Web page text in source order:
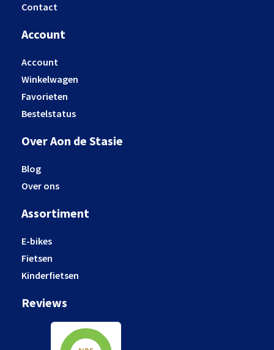
Contact
Account
Account
Winkelwagen
Favorieten
Bestelstatus
Over Aon de Stasie
Blog
Over ons
Assortiment
E-bikes
Fietsen
Kinderfietsen
Reviews